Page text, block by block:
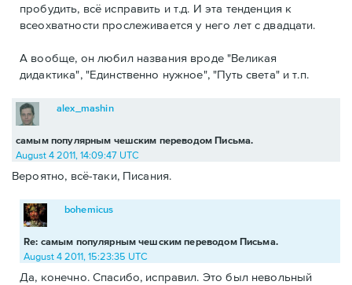
пробудить, всё исправить и т.д. И эта тенденция к
всеохватности прослеживается у него лет с двадцати.
А вообще, он любил названия вроде "Великая
дидактика", "Единственно нужное", "Путь света" и т.п.
самым популярным чешским переводом Письма.
alex_mashin
August 4 2011, 14:09:47 UTC
Вероятно, всё-таки, Писания.
Re: самым популярным чешским переводом Письма.
bohemicus
August 4 2011, 15:23:35 UTC
Да, конечно. Спасибо, исправил. Это был невольный